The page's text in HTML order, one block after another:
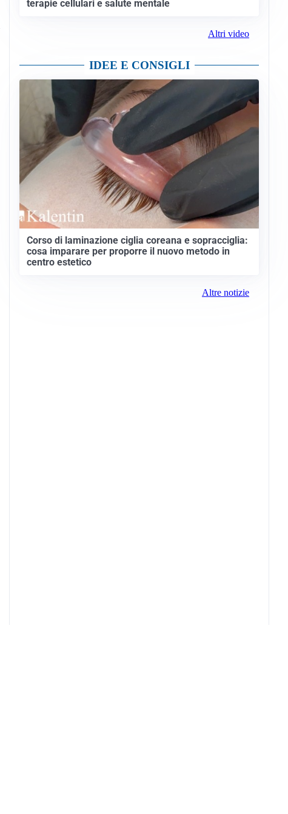
terapie cellulari e salute mentale
Altri video
IDEE E CONSIGLI
Corso di laminazione ciglia coreana e sopracciglia:
cosa imparare per proporre il nuovo metodo in
centro estetico
Altre notizie